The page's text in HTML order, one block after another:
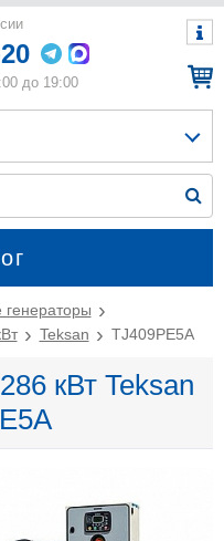
до 19:00
генераторы
Teksan TJ409PE5A
кВт Teksan